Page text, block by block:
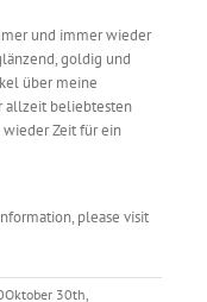
und immer wieder
goldig und
über meine
allzeit beliebtesten
Zeit für ein
please visit
Oktober 30th,